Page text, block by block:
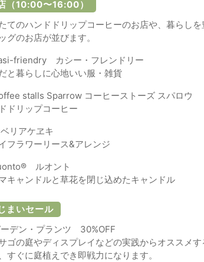
（10:00〜16:00）
てのハンドドリップコーヒーのお店や、暮らし
グのお店が並びます。
friendry カシー・フレンドリー
と暮らしに心地いい服・雑貨
stalls Sparrow コーヒーストーズ スパロウ
ドリップコーヒー
リアケヱキ
フラワーリース&アレンジ
ルオント
キャンドルと草花を閉じ込めたキャンドル
まいセール
ーデン・プランツ 30%OFF
ゴの庭やディスプレイなどの実践からオススメ
すぐに庭植えでき即戦力になります。